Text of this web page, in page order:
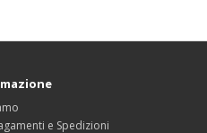
e Spedizioni